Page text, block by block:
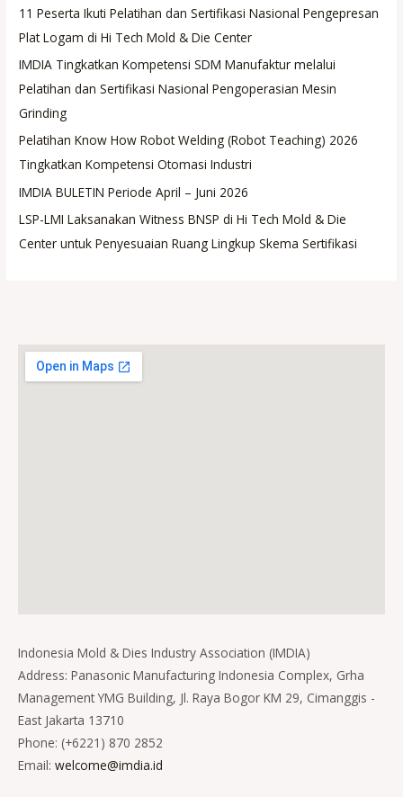
11 Peserta Ikuti Pelatihan dan Sertifikasi Nasional Pengepresan
Plat Logam di Hi Tech Mold & Die Center
IMDIA Tingkatkan Kompetensi SDM Manufaktur melalui
Pelatihan dan Sertifikasi Nasional Pengoperasian Mesin
Grinding
Pelatihan Know How Robot Welding (Robot Teaching) 2026
Tingkatkan Kompetensi Otomasi Industri
IMDIA BULETIN Periode April – Juni 2026
LSP-LMI Laksanakan Witness BNSP di Hi Tech Mold & Die
Center untuk Penyesuaian Ruang Lingkup Skema Sertifikasi
Indonesia Mold & Dies Industry Association (IMDIA)
Address: Panasonic Manufacturing Indonesia Complex, Grha
Management YMG Building, Jl. Raya Bogor KM 29, Cimanggis -
East Jakarta 13710
Phone: (+6221) 870 2852
Email: welcome@imdia.id